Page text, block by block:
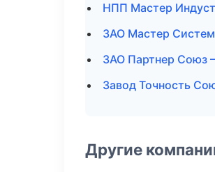
НПП Мастер
ЗАО Мастер
ЗАО Партнер Союз
Завод Точность
Другие